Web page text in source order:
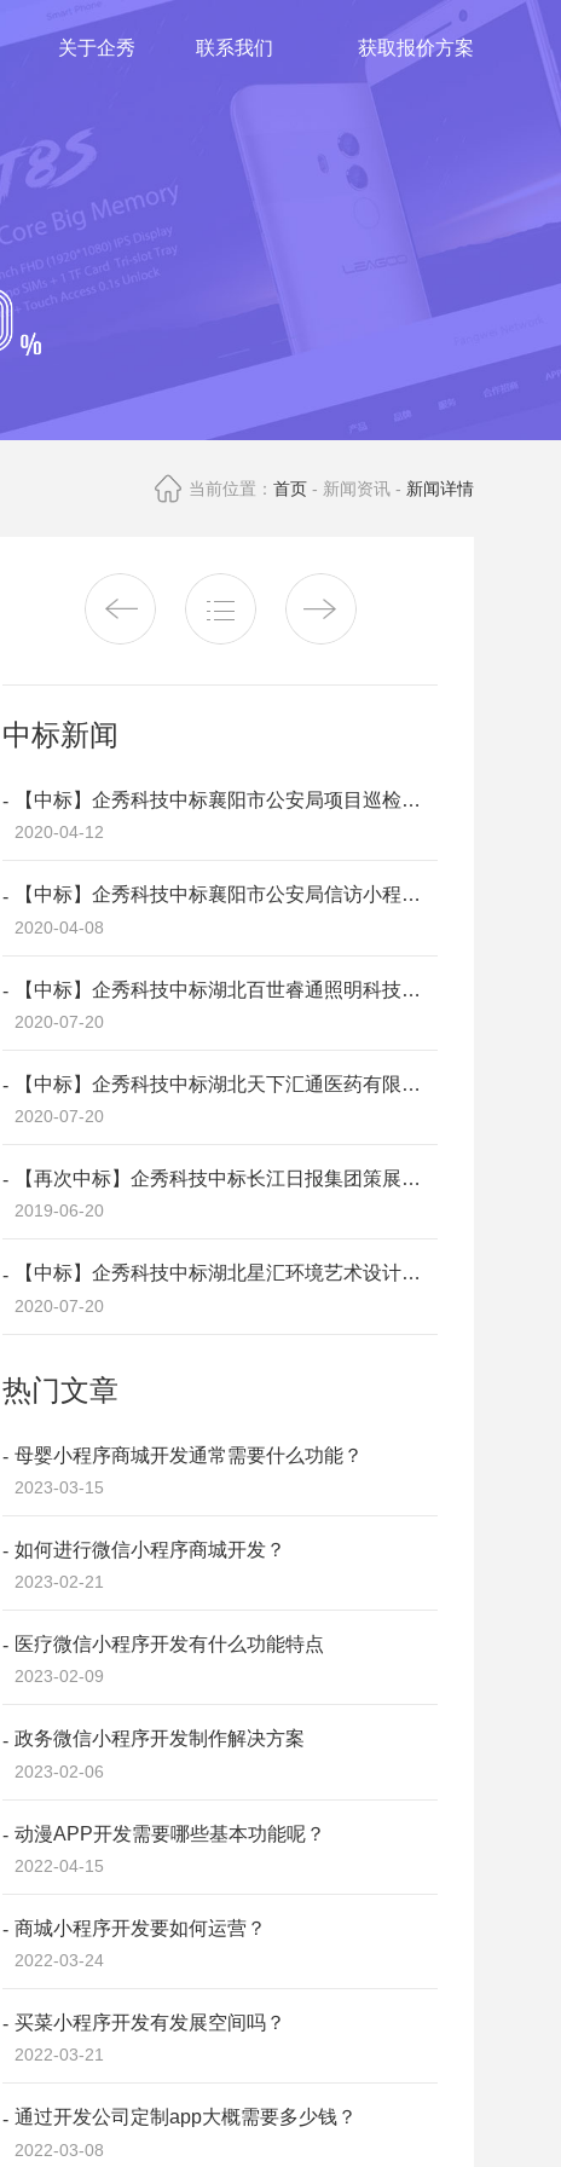
获取报价方案
关于企秀 联系我们
当前位置： 首页 - 新闻资讯 - 新闻详情
中标新闻
【中标】企秀科技中标襄阳市公安局项目巡检系统
2020-04-12
【中标】企秀科技中标襄阳市公安局信访小程序建设
2020-04-08
【中标】企秀科技中标湖北百世睿通照明科技有限公司《百世睿通在线商城平台App》项目
2020-07-20
【中标】企秀科技中标湖北天下汇通医药有限公司《销售管家管理系统》项目
2020-07-20
【再次中标】企秀科技中标长江日报集团策展中心网站项目
2019-06-20
【中标】企秀科技中标湖北星汇环境艺术设计工程有限公司《企业门户网站》升级改版项目
2020-07-20
热门文章
母婴小程序商城开发通常需要什么功能？
2023-03-15
如何进行微信小程序商城开发？
2023-02-21
医疗微信小程序开发有什么功能特点
2023-02-09
政务微信小程序开发制作解决方案
2023-02-06
动漫APP开发需要哪些基本功能呢？
2022-04-15
商城小程序开发要如何运营？
2022-03-24
买菜小程序开发有发展空间吗？
2022-03-21
通过开发公司定制app大概需要多少钱？
2022-03-08